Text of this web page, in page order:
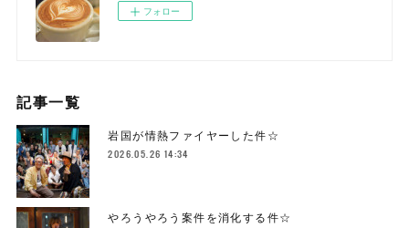
フォロー
記事一覧
岩国が情熱ファイヤーした件☆
2026.05.26 14:34
やろうやろう案件を消化する件☆